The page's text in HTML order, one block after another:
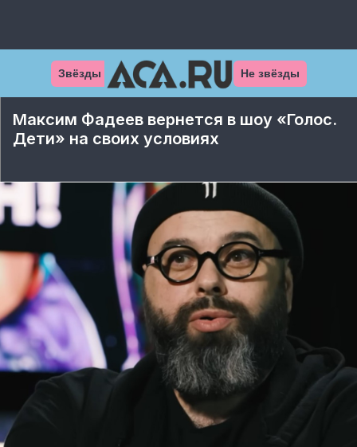
Звёзды Не звёзды
Максим Фадеев вернется в шоу «Голос.
Дети» на своих условиях